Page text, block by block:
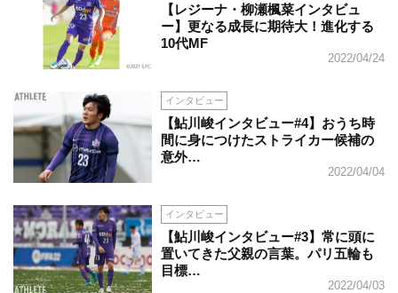
【レジーナ・柳瀬楓菜インタビュ
ー】更なる成長に期待大！進化する
10代MF
2022/04/24
インタビュー
【鮎川峻インタビュー#4】おうち時
間に身につけたストライカー候補の
意外…
2022/04/04
インタビュー
【鮎川峻インタビュー#3】常に頭に
置いてきた父親の言葉。パリ五輪も
目標…
2022/04/03